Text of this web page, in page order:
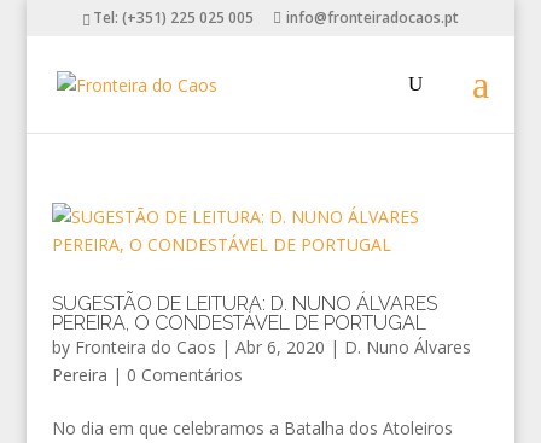
Tel: (+351) 225 025 005 info@fronteiradocaos.pt
SUGESTÃO DE LEITURA: D. NUNO ÁLVARES
PEREIRA, O CONDESTÁVEL DE PORTUGAL
by Fronteira do Caos | Abr 6, 2020 | D. Nuno Álvares
Pereira | 0 Comentários
No dia em que celebramos a Batalha dos Atoleiros